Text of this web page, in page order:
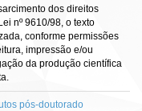
dos direitos
nº 9610/98, o texto
conforme permissões
impressão e/ou
da produção científica
pós-doutorado